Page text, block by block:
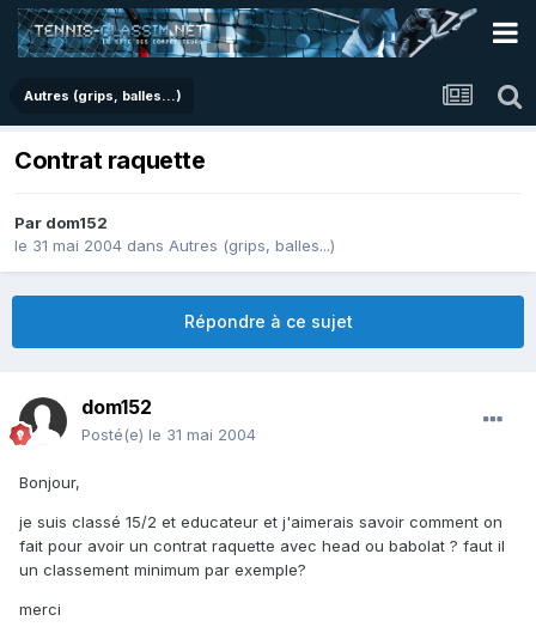
Autres (grips, balles...)
Contrat raquette
Par dom152
le 31 mai 2004 dans Autres (grips, balles...)
Répondre à ce sujet
dom152
Posté(e) le 31 mai 2004
Bonjour,
je suis classé 15/2 et educateur et j'aimerais savoir comment on
fait pour avoir un contrat raquette avec head ou babolat ? faut il
un classement minimum par exemple?
merci